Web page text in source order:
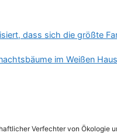
dass sich die größte
im Weißen
Verfechter von